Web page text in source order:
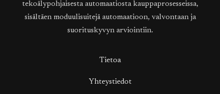
tekoälypohjaisesta automaatiosta kauppaprosesseissa,
sisältäen moduulisuitejä automaatioon, valvontaan ja
suorituskyvyn arviointiin.
Tietoa
Yhteystiedot